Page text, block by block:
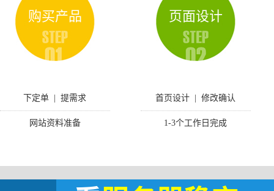
购买产品
下定单 | 提需求
网站资料准备
页面设计
首页设计 | 修改确认
1-3个工作日完成